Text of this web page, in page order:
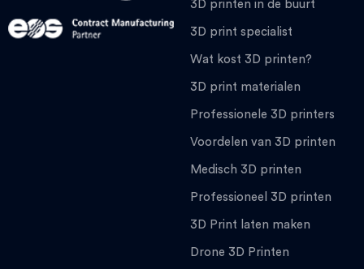
3D printen in de buurt
3D print specialist
Wat kost 3D printen?
3D print materialen
Professionele 3D printers
Voordelen van 3D printen
Medisch 3D printen
Professioneel 3D printen
3D Print laten maken
Drone 3D Printen